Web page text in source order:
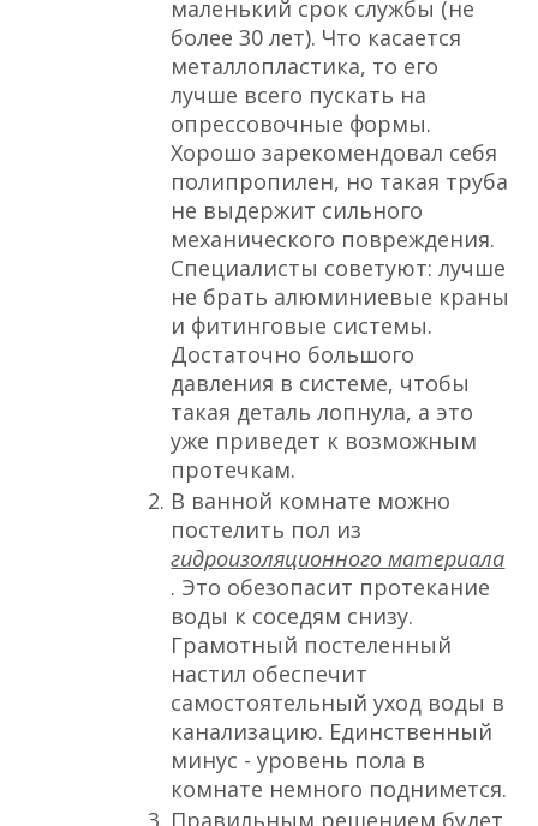
маленький срок службы (не
более 30 лет). Что касается
металлопластика, то его
лучше всего пускать на
опрессовочные формы.
Хорошо зарекомендовал себя
полипропилен, но такая труба
не выдержит сильного
механического повреждения.
Специалисты советуют: лучше
не брать алюминиевые краны
и фитинговые системы.
Достаточно большого
давления в системе, чтобы
такая деталь лопнула, а это
уже приведет к возможным
протечкам.
В ванной комнате можно
постелить пол из
гидроизоляционного материала
. Это обезопасит протекание
воды к соседям снизу.
Грамотный постеленный
настил обеспечит
самостоятельный уход воды в
канализацию. Единственный
минус - уровень пола в
комнате немного поднимется.